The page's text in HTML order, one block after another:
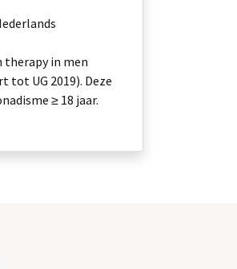
therapy in men
tot UG 2019). Deze
≥ 18 jaar.